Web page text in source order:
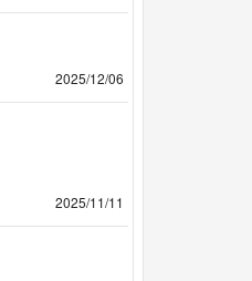
2025/12/06
2025/11/11